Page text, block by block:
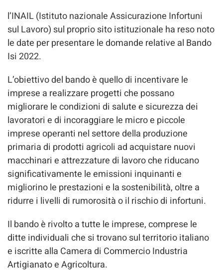
l’INAIL (Istituto nazionale Assicurazione Infortuni
sul Lavoro) sul proprio sito istituzionale ha reso noto
le date per presentare le domande relative al Bando
Isi 2022.
L’obiettivo del bando è quello di incentivare le
imprese a realizzare progetti che possano
migliorare le condizioni di salute e sicurezza dei
lavoratori e di incoraggiare le micro e piccole
imprese operanti nel settore della produzione
primaria di prodotti agricoli ad acquistare nuovi
macchinari e attrezzature di lavoro che riducano
significativamente le emissioni inquinanti e
migliorino le prestazioni e la sostenibilità, oltre a
ridurre i livelli di rumorosità o il rischio di infortuni.
Il bando è rivolto a tutte le imprese, comprese le
ditte individuali che si trovano sul territorio italiano
e iscritte alla Camera di Commercio Industria
Artigianato e Agricoltura.